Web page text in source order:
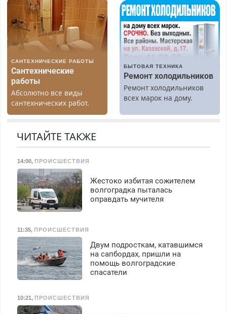
Предусмотрены скидки.
резины. Качественно.
Недорого. Без выходных.
Все районы. Скидка.
Вызов бесплатный.
САНТЕХНИЧЕСКИЕ РАБОТЫ
Сантехнические
работы
Абсолютно все виды
сантехнических работ.
Быстро. Качественно.
БЫТОВАЯ ТЕХНИКА
Ремонт холодильников
Ремонт холодильников
всех марок на дому.
ЧИТАЙТЕ ТАКЖЕ
14:00, ПРОИСШЕСТВИЯ
Жестоко избитая сожителем
волгоградка пыталась
оправдать мучителя
11:35, ПРОИСШЕСТВИЯ
Двум подросткам, катавшимся
на сапбордах, пришли на
помощь волгоградские
спасатели
10:21 , ПРОИСШЕСТВИЯ